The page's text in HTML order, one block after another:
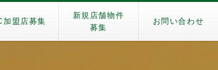
加盟店募集
新規店舗物件
募集
お問い合わせ